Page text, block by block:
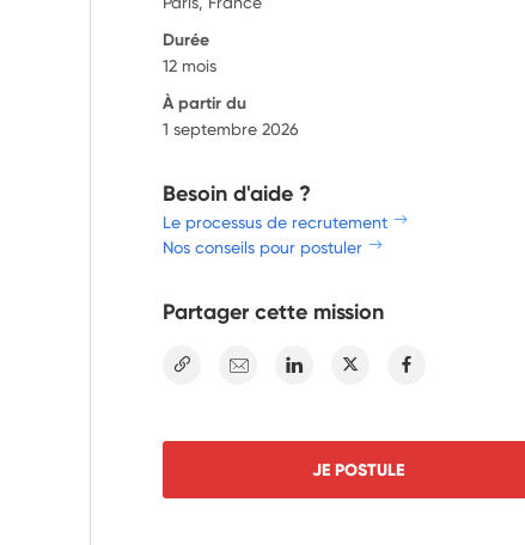
Durée
12 mois
À partir du
1 septembre 2026
Besoin d'aide ?
Le processus de recrutement
Nos conseils pour postuler
Partager cette mission
E-mail Linkedin Twitter
JE POSTULE